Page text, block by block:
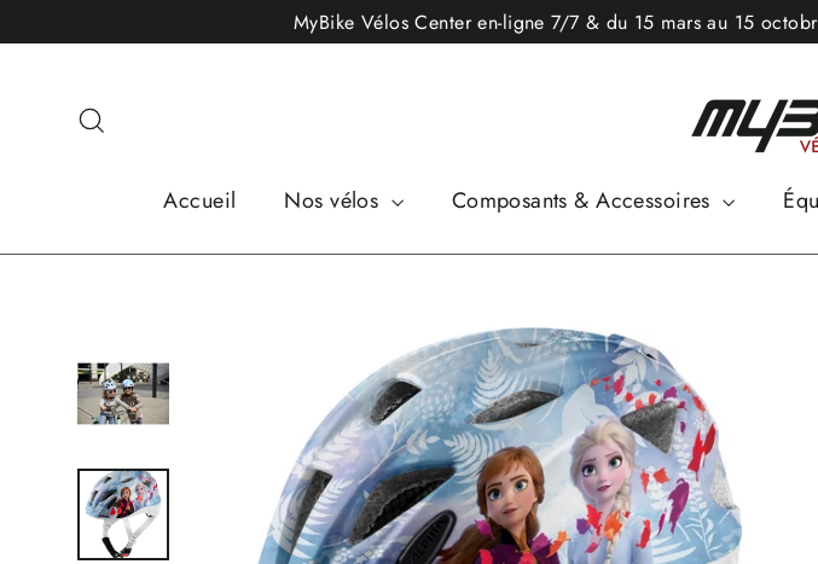
au
MyBike Vélos Center en-ligne 7/7 & du 15 mars au 15
Accueil Nos vélos Composants & Accessoires